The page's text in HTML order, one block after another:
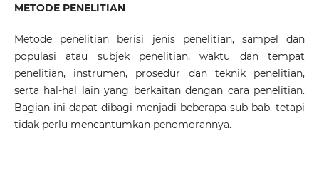
METODE PENELITIAN
Metode penelitian berisi jenis penelitian, sampel dan
populasi atau subjek penelitian, waktu dan tempat
penelitian, instrumen, prosedur dan teknik penelitian,
serta hal-hal lain yang berkaitan dengan cara penelitian.
Bagian ini dapat dibagi menjadi beberapa sub bab, tetapi
tidak perlu mencantumkan penomorannya.